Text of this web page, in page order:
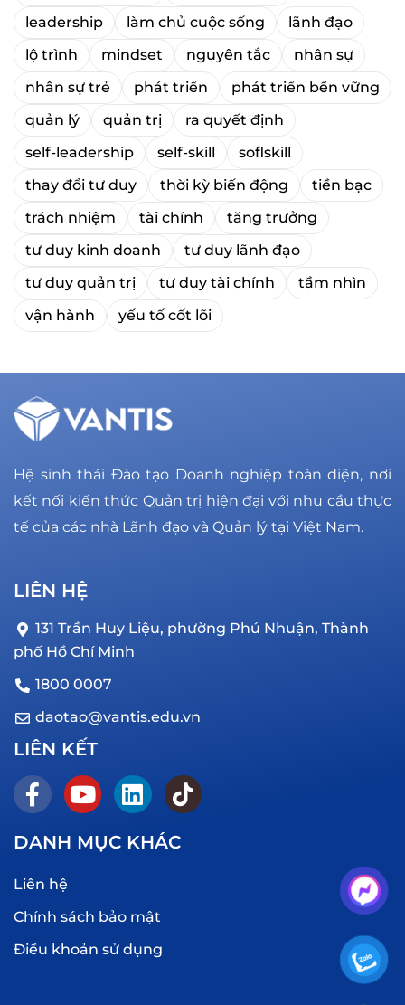
leadership
làm chủ cuộc sống
lãnh đạo
lộ trình
mindset nguyên tắc
nhân sự
nhân sự trẻ
phát triển
phát triển bền vững
quản lý
quản trị
ra quyết định
self-leadership
self-skill
soflskill
thay đổi tư duy
thời kỳ biến động
tiền bạc
trách nhiệm
tài chính
tăng trưởng
tư duy kinh doanh
tư duy lãnh đạo
tư duy quản trị
tư duy tài chính
tầm nhìn
vận hành
yếu tố cốt lõi
Hệ sinh thái Đào tạo Doanh nghiệp toàn diện, nơi
kết nối kiến thức Quản trị hiện đại với nhu cầu thực
tế của các nhà Lãnh đạo và Quản lý tại Việt Nam.
LIÊN HỆ
131 Trần Huy Liệu, phường Phú Nhuận, Thành
phố Hồ Chí Minh
1800 0007
daotao@vantis.edu.vn
LIÊN KẾT
DANH MỤC KHÁC
Liên hệ
Chính sách bảo mật
Điều khoản sử dụng